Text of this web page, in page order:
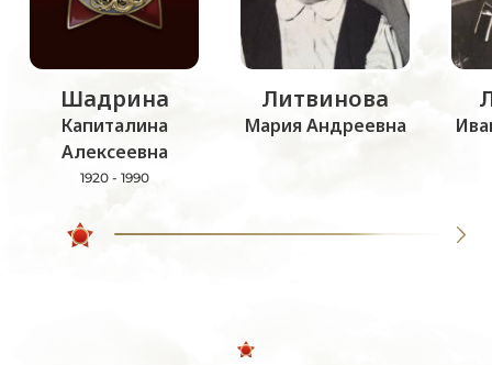
Шадрина
Капиталина
Алексеевна
1920 - 1990
Литвинова
Мария Андреевна